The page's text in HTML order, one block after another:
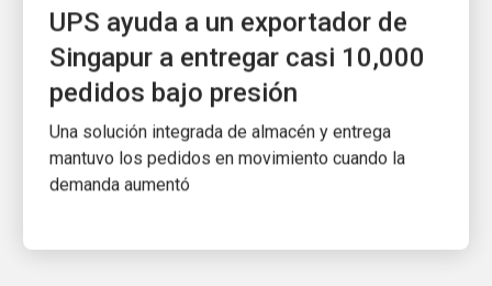
UPS ayuda a un exportador de
Singapur a entregar casi 10,000
pedidos bajo presión
Una solución integrada de almacén y entrega
mantuvo los pedidos en movimiento cuando la
demanda aumentó